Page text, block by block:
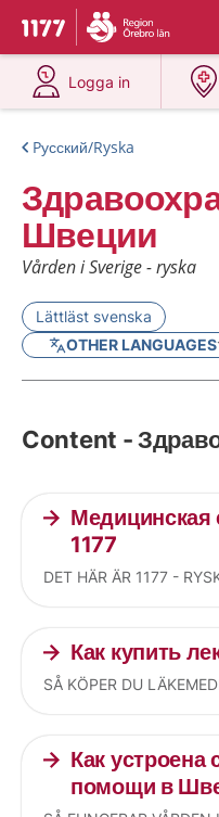
To start page for 1177
Du har valt region
Logga in
at 1177.se
Pусский/Ryska
Швеции
Vården i Sverige - ryska
Lättläst svenska
OTHER LANGUAGES
Content -
Медицинская
1177
DET HÄR ÄR 1177 -
Как купить
SÅ KÖPER DU
Как устроена
помощи в